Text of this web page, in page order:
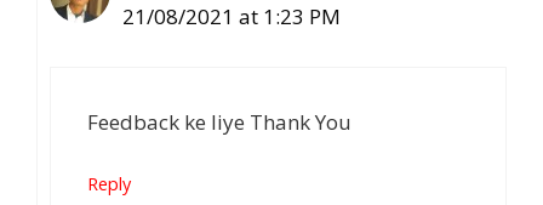
21/08/2021 at 1:23 PM
Feedback ke liye Thank You
Reply